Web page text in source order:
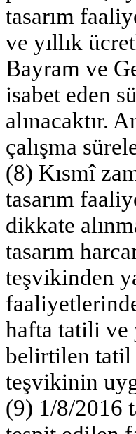
tasarım
ve yıllık
Bayram ve
isabet eden
alınacaktır.
çalışma
(8) Kısmî
tasarım
dikkate
tasarım
teşvikinden
hafta tatili ve
belirtilen tatil
teşvikinin
(9) 1/8/2016